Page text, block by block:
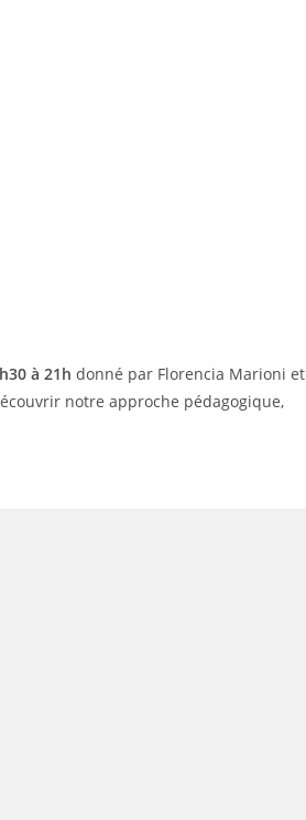
à 21h donné par Florencia Marioni et
notre approche pédagogique,